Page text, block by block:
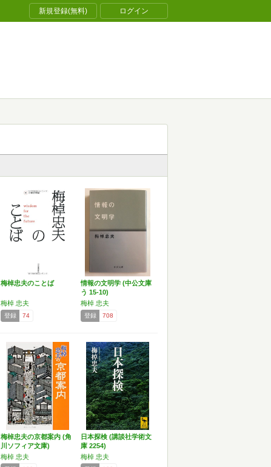
新規登録(無料) ログイン
梅棹忠夫のことば
梅棹 忠夫
登録 74
情報の文明学 (中公文庫
う 15-10)
梅棹 忠夫
登録 708
梅棹忠夫の京都案内 (角
川ソフィア文庫)
梅棹 忠夫
日本探検 (講談社学術文
庫 2254)
梅棹 忠夫